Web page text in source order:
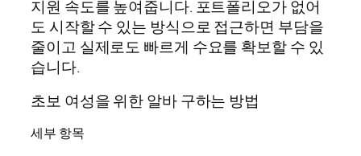
지원 속도를 높여줍니다. 포트폴리오가 없어
도 시작할 수 있는 방식으로 접근하면 부담을
줄이고 실제로도 빠르게 수요를 확보할 수 있
습니다.
초보 여성을 위한 알바 구하는 방법
세부 항목